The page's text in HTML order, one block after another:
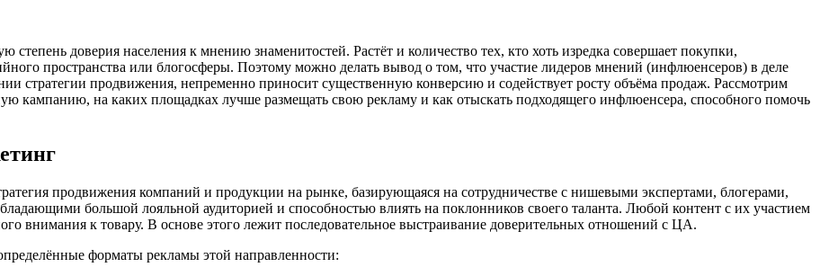
доверия населения к мнению знаменитостей. Растёт и количество тех, кто хоть изредка совершает покупки,
пространства или блогосферы. Поэтому можно делать вывод о том, что участие лидеров мнений (инфлюенсеров) в деле
стратегии продвижения, непременно приносит существенную конверсию и содействует росту объёма продаж. Рассмотрим
кампанию, на каких площадках лучше размещать свою рекламу и как отыскать подходящего инфлюенсера, способного помочь
продвижения компаний и продукции на рынке, базирующаяся на сотрудничестве с нишевыми экспертами, блогерами,
большой лояльной аудиторией и способностью влиять на поклонников своего таланта. Любой контент с их участием
внимания к товару. В основе этого лежит последовательное выстраивание доверительных отношений с ЦА.
форматы рекламы этой направленности: